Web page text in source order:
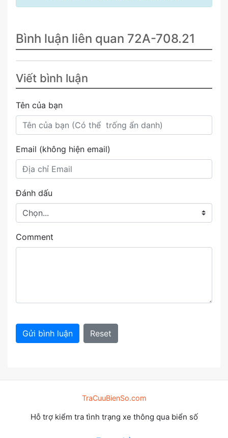
Bình luận liên quan 72A-708.21
Viết bình luận
Tên của bạn
Email (không hiện email)
Đánh dấu
Comment
Gửi bình luận Reset
TraCuuBienSo.com
Hỗ trợ kiểm tra tình trạng xe thông qua biển số